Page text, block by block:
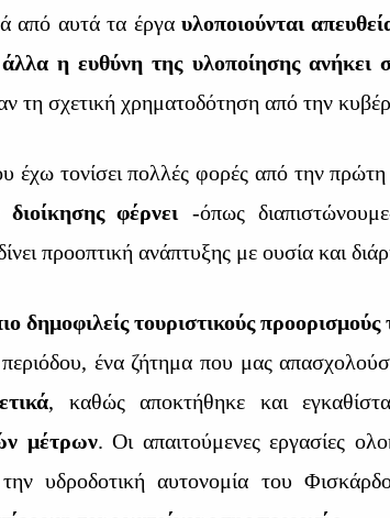
από αυτά τα έργα υλοποιούνται
η ευθύνη της υλοποίησης ανήκει
τη σχετική χρηματοδότηση από την
έχω τονίσει πολλές φορές από την
φέρνει -όπως
προοπτική ανάπτυξης με ουσία και
δημοφιλείς τουριστικούς
περιόδου, ένα ζήτημα που μας
, καθώς αποκτήθηκε και
μέτρων. Οι απαιτούμενες εργασίες
την υδροδοτική αυτονομία του